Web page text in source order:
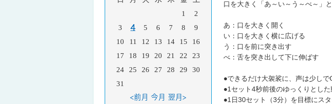
口を大きく「あ～い～う～べ～」
あ：口を大きく開く
い：口を大きく横に広げる
う：口を前に突き出す
べ：舌を突き出して下に伸ばす
●できるだけ大袈裟に、声は少しで
●1セット4秒前後のゆっくりとした
●1日30セット（3分）を目標にスタ
1
2
3
4 5 6 7 8
9
10
11 12 13 14 15
16
17
18 19 20 21 22
23
24
25 26 27 28 29
30
31
<前月 今月 翌月>